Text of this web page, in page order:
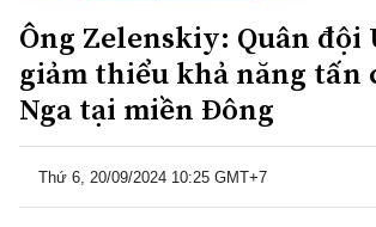
Ông Zelenskiy: Quân
giảm thiểu khả năng tấn
Nga tại miền Đông
Thứ 6, 20/09/2024 10:25 GMT+7